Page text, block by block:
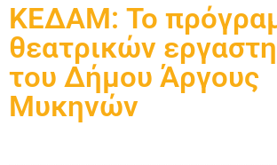
ΚΕΔΑΜ: Το
θεατρικών
του Δήμου Άργους
Μυκηνών